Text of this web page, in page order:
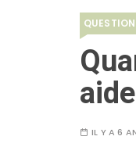
IL Y A 6